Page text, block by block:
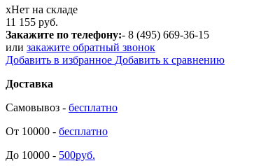
хНет на складе
11 155 руб.
Закажите по телефону:- 8 (495) 669-36-15
или закажите обратный звонок
Добавить в избранное Добавить к сравнению
Доставка
Самовывоз - бесплатно
От 10000 - бесплатно
До 10000 - 500руб.